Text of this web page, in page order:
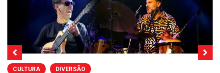
CULTURA DIVERSÃO